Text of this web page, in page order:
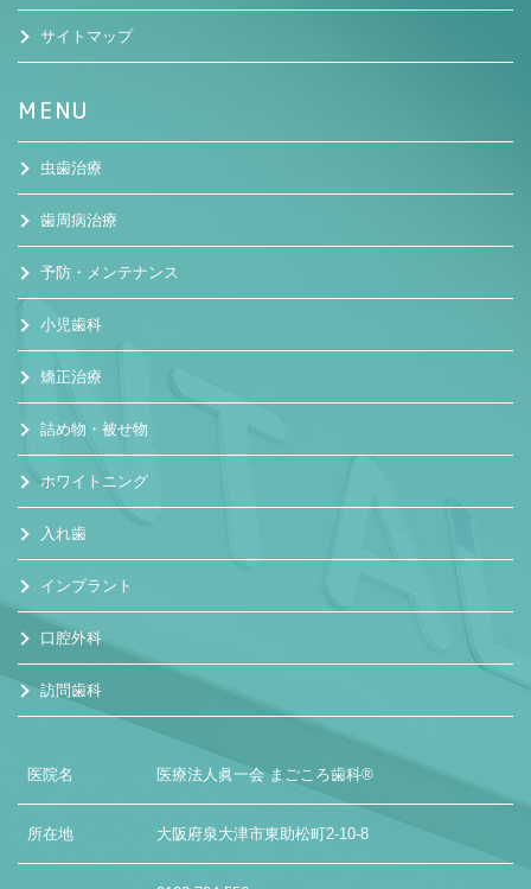
サイトマップ
MENU
虫歯治療
歯周病治療
予防・メンテナンス
小児歯科
矯正治療
詰め物・被せ物
ホワイトニング
入れ歯
インプラント
口腔外科
訪問歯科
医院名 医療法人眞一会 まごころ歯科®
所在地 大阪府泉大津市東助松町2-10-8